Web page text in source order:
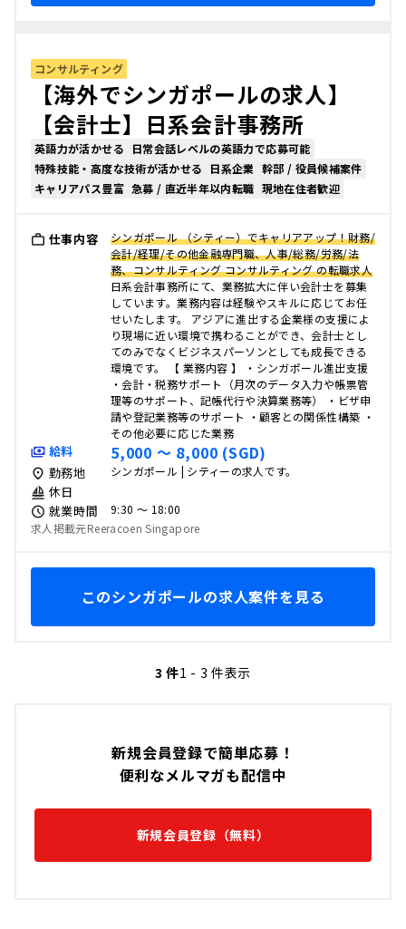
新規会員登録で簡単応募！
便利なメルマガも配信中
新規会員登録（無料）
コンサルティング
【海外でシンガポールの求人】
【会計士】日系会計事務所
英語力が活かせる
日常会話レベルの英語力で応募可能
特殊技能・高度な技術が活かせる
日系企業 幹部 / 役員候補案件
キャリアパス豊富 急募 / 直近半年以内転職 現地在住者歓迎
仕事内容
シンガポール （シティー）でキャリアアップ！財務/
会計/経理/その他金融専門職、人事/総務/労務/法
務、コンサルティング コンサルティング の転職求人
日系会計事務所にて、業務拡大に伴い会計士を募集
しています。業務内容は経験やスキルに応じてお任
せいたします。 アジアに進出する企業様の支援によ
り現場に近い環境で携わることができ、会計士とし
てのみでなくビジネスパーソンとしても成長できる
環境です。 【 業務内容 】 ・シンガポール進出支援
・会計・税務サポート（月次のデータ入力や帳票管
理等のサポート、記帳代行や決算業務等） ・ビザ申
請や登記業務等のサポート ・顧客との関係性構築 ・
その他必要に応じた業務
給料 5,000 〜 8,000 (SGD)
勤務地 シンガポール | シティーの求人です。
休日
就業時間
9:30 〜 18:00
求人掲載元Reeracoen Singapore
このシンガポールの求人案件を見る
3 件1 - 3 件表示